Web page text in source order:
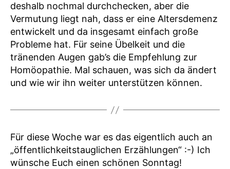
deshalb nochmal durchchecken, aber die
Vermutung liegt nah, dass er eine Altersdemenz
entwickelt und da insgesamt einfach große
Probleme hat. Für seine Übelkeit und die
tränenden Augen gab’s die Empfehlung zur
Homöopathie. Mal schauen, was sich da ändert
und wie wir ihn weiter unterstützen können.
Für diese Woche war es das eigentlich auch an
„öffentlichkeitstauglichen Erzählungen“ :-) Ich
wünsche Euch einen schönen Sonntag!